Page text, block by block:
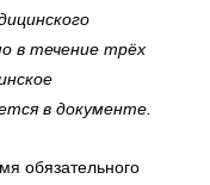
в течение трёх
в документе.
обязательного